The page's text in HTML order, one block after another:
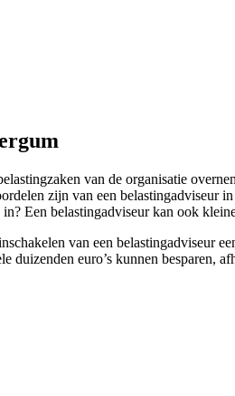
van de organisatie
zijn van een
Een belastingadviseur kan ook
van een belastingadviseur
duizenden euro’s kunnen